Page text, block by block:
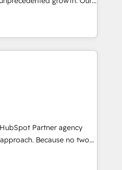
to empower your teams
that generate
enhancing your growth,
Unlike conventional
deep into the
business, ensuring that
is well-oiled and
HubSpot, we bring a
to the table.
to your business's unique
approach that aligns
Partner agency
Because no two
Quattro offer a
client. Services include